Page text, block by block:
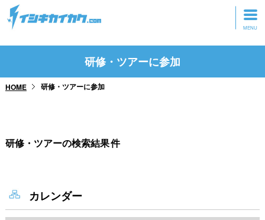
トップページ
研修・ツアーに参加
研修・ツアーに参加
HOME 研修・ツアーに参加
研修・ツアーの検索結果件
カレンダー